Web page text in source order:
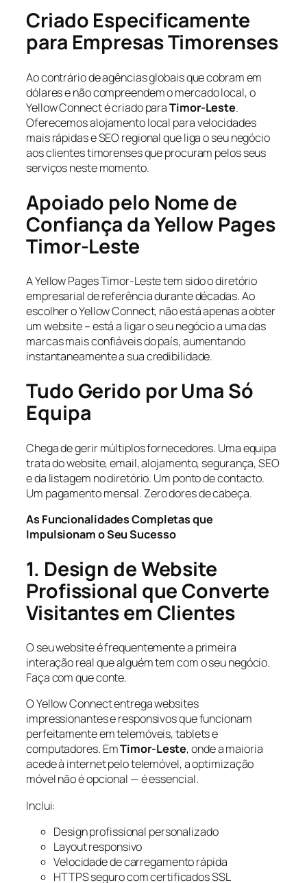
Criado Especificamente
para Empresas Timorenses
Ao contrário de agências globais que cobram em
dólares e não compreendem o mercado local, o
Yellow Connect é criado paraTimor-Leste.
Oferecemos alojamento local para velocidades
mais rápidas e SEO regional que liga o seu negócio
aos clientes timorenses que procuram pelos seus
serviços neste momento.
Apoiado pelo Nome de
Confiança da Yellow Pages
Timor-Leste
A Yellow Pages Timor-Leste tem sido o diretório
empresarial de referência durante décadas. Ao
escolher o Yellow Connect, não está apenas a obter
um website – está a ligar o seu negócio a uma das
marcas mais confiáveis do país, aumentando
instantaneamente a sua credibilidade.
Tudo Gerido por Uma Só
Equipa
Chega de gerir múltiplos fornecedores. Uma equipa
trata do website, email, alojamento, segurança, SEO
e da listagem no diretório. Um ponto de contacto.
Um pagamento mensal. Zero dores de cabeça.
As Funcionalidades Completas que
Impulsionam o Seu Sucesso
1. Design de Website
Profissional que Converte
Visitantes em Clientes
O seu website é frequentemente a primeira
interação real que alguém tem com o seu negócio.
Faça com que conte.
O Yellow Connect entrega websites
impressionantes e responsivos que funcionam
perfeitamente em telemóveis, tablets e
computadores. EmTimor-Leste, onde a maioria
acede à internet pelo telemóvel, a optimização
móvel não é opcional — é essencial.
Inclui:
Design profissional personalizado
Layout responsivo
Velocidade de carregamento rápida
HTTPS seguro com certificados SSL